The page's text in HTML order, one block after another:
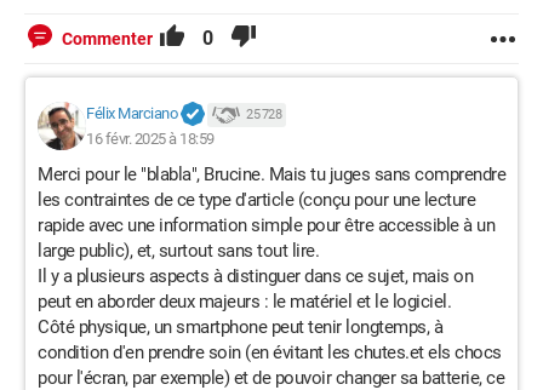
Commenter 0
Félix Marciano 25 728
16 févr. 2025 à 18:59
Merci pour le "blabla", Brucine. Mais tu juges sans comprendre
les contraintes de ce type d'article (conçu pour une lecture
rapide avec une information simple pour être accessible à un
large public), et, surtout sans tout lire.
Il y a plusieurs aspects à distinguer dans ce sujet, mais on
peut en aborder deux majeurs : le matériel et le logiciel.
Côté physique, un smartphone peut tenir longtemps, à
condition d'en prendre soin (en évitant les chutes.et els chocs
pour l'écran, par exemple) et de pouvoir changer sa batterie, ce